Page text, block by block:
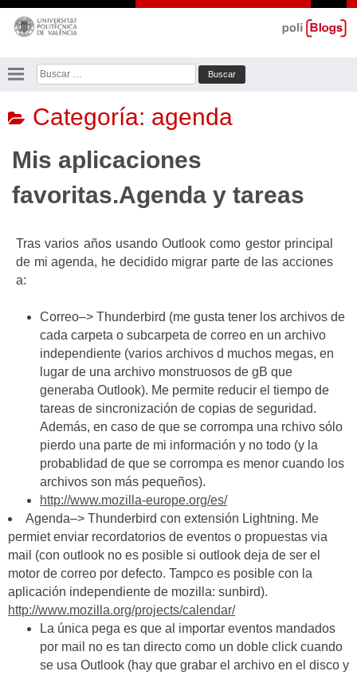
Saltar
contenido
Buscar:
Categoría: agenda
Mis aplicaciones
favoritas.Agenda y tareas
Tras varios años usando Outlook como gestor principal
de mi agenda, he decidido migrar parte de las acciones
a:
Correo–> Thunderbird (me gusta tener los archivos de
cada carpeta o subcarpeta de correo en un archivo
independiente (varios archivos d muchos megas, en
lugar de una archivo monstruosos de gB que
generaba Outlook). Me permite reducir el tiempo de
tareas de sincronización de copias de seguridad.
Además, en caso de que se corrompa una rchivo sólo
pierdo una parte de mi información y no todo (y la
probablidad de que se corrompa es menor cuando los
archivos son más pequeños).
http://www.mozilla-europe.org/es/
Agenda–> Thunderbird con extensión Lightning. Me
permiet enviar recordatorios de eventos o propuestas via
mail (con outlook no es posible si outlook deja de ser el
motor de correo por defecto. Tampco es posible con la
aplicación independiente de mozilla: sunbird).
http://www.mozilla.org/projects/calendar/
La única pega es que al importar eventos mandados
por mail no es tan directo como un doble click cuando
se usa Outlook (hay que grabar el archivo en el disco y